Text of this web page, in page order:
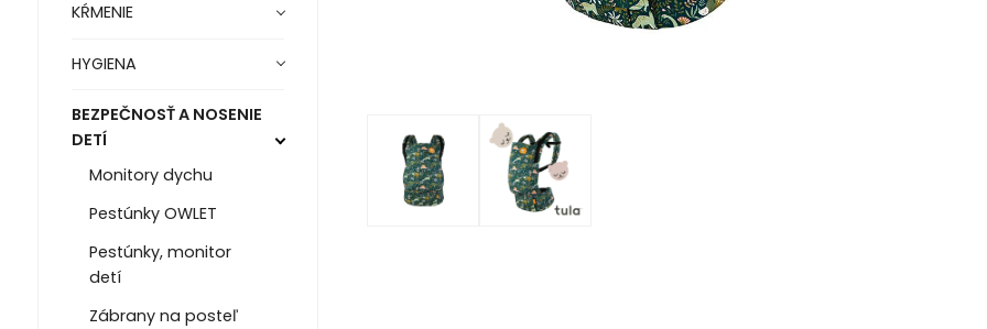
KŔMENIE
HYGIENA
BEZPEČNOSŤ A NOSENIE
DETÍ
Monitory dychu
Pestúnky OWLET
Pestúnky, monitor
detí
Zábrany na posteľ